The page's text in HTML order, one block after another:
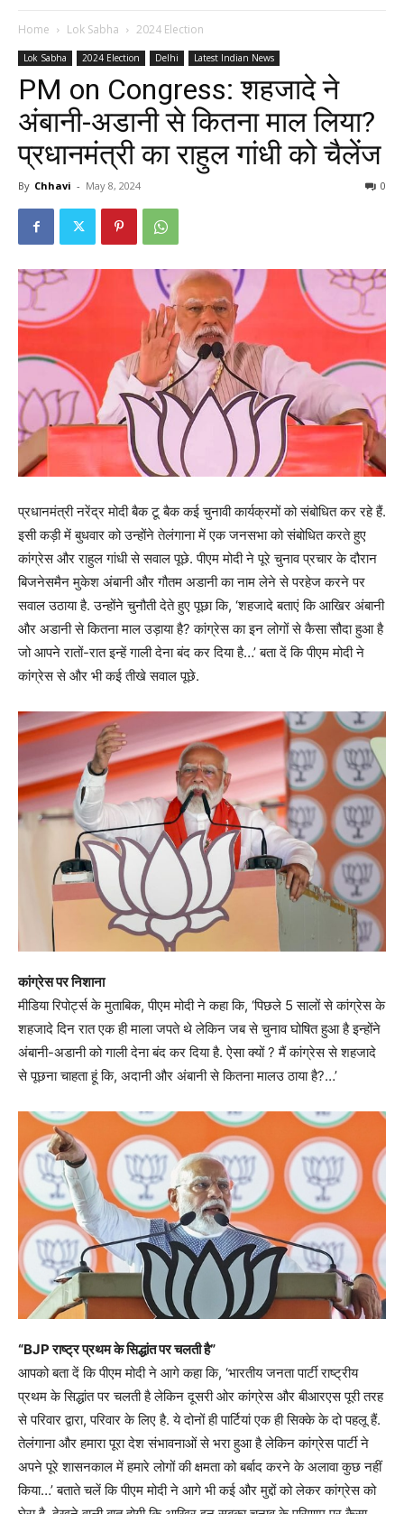
Home Lok Sabha 2024 Election
Lok Sabha 2024 Election Delhi Latest Indian News
PM on Congress: शहजादे ने
अंबानी-अडानी से कितना माल लिया?
प्रधानमंत्री का राहुल गांधी को चैलेंज
By Chhavi - May 8, 2024 0
प्रधानमंत्री नरेंद्र मोदी बैक टू बैक कई चुनावी कार्यक्रमों को संबोधित कर रहे हैं.
इसी कड़ी में बुधवार को उन्होंने तेलंगाना में एक जनसभा को संबोधित करते हुए
कांग्रेस और राहुल गांधी से सवाल पूछे. पीएम मोदी ने पूरे चुनाव प्रचार के दौरान
बिजनेसमैन मुकेश अंबानी और गौतम अडानी का नाम लेने से परहेज करने पर
सवाल उठाया है. उन्होंने चुनौती देते हुए पूछा कि, ‘शहजादे बताएं कि आखिर अंबानी
और अडानी से कितना माल उड़ाया है? कांग्रेस का इन लोगों से कैसा सौदा हुआ है
जो आपने रातों-रात इन्हें गाली देना बंद कर दिया है…’ बता दें कि पीएम मोदी ने
कांग्रेस से और भी कई तीखे सवाल पूछे.
कांग्रेस पर निशाना
मीडिया रिपोर्ट्स के मुताबिक, पीएम मोदी ने कहा कि, ‘पिछले 5 सालों से कांग्रेस के
शहजादे दिन रात एक ही माला जपते थे लेकिन जब से चुनाव घोषित हुआ है इन्होंने
अंबानी-अडानी को गाली देना बंद कर दिया है. ऐसा क्यों ? मैं कांग्रेस से शहजादे
से पूछना चाहता हूं कि, अदानी और अंबानी से कितना मालउ ठाया है?…’
“BJP राष्ट्र प्रथम के सिद्धांत पर चलती है”
आपको बता दें कि पीएम मोदी ने आगे कहा कि, ‘भारतीय जनता पार्टी राष्ट्रीय
प्रथम के सिद्धांत पर चलती है लेकिन दूसरी ओर कांग्रेस और बीआरएस पूरी तरह
से परिवार द्वारा, परिवार के लिए है. ये दोनों ही पार्टियां एक ही सिक्के के दो पहलू हैं.
तेलंगाना और हमारा पूरा देश संभावनाओं से भरा हुआ है लेकिन कांग्रेस पार्टी ने
अपने पूरे शासनकाल में हमारे लोगों की क्षमता को बर्बाद करने के अलावा कुछ नहीं
किया…’ बताते चलें कि पीएम मोदी ने आगे भी कई और मुद्दों को लेकर कांग्रेस को